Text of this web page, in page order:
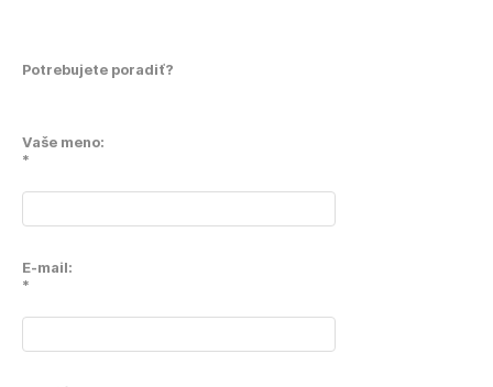
Potrebujete poradiť?
Vaše meno:
*
E-mail:
*